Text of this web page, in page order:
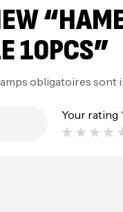
10PCS”
obligatoires sont
Your rating